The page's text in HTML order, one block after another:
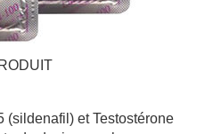
(sildenafil) et Testostérone